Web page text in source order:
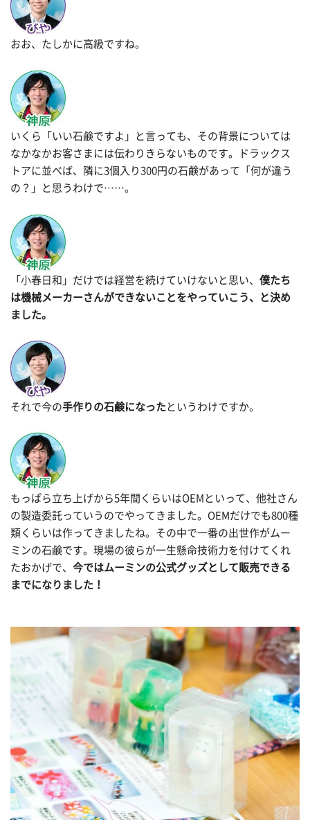
おお、たしかに高級ですね。
いくら「いい石鹸ですよ」と言っても、その背景については
なかなかお客さまには伝わりきらないものです。ドラックス
トアに並べば、隣に3個入り300円の石鹸があって「何が違う
の？」と思うわけで……。
「小春日和」だけでは経営を続けていけないと思い、 僕たち
は機械メーカーさんができないことをやっていこう、と決め
ました。
それで今の手作りの石鹸になった というわけですか。
もっぱら立ち上げから5年間くらいはOEMといって、他社さん
の製造委託っていうのでやってきました。OEMだけでも800種
類くらいは作ってきましたね。その中で一番の出世作がムー
ミンの石鹸です。現場の彼らが一生懸命技術力を付けてくれ
たおかげで、 今ではムーミンの公式グッズとして販売できる
までになりました！